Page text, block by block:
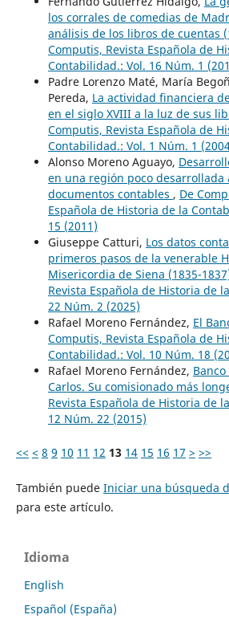
los corrales de comedias de
análisis de los libros de cuentas
Computis, Revista Española de
Contabilidad.: Vol. 16 Núm. 1
Padre Lorenzo Maté, María
Pereda, La actividad financiera
en el siglo XVIII a la luz de sus
Computis, Revista Española de
Contabilidad.: Vol. 1 Núm. 1
Alonso Moreno Aguayo,
en una región poco desarrollada
documentos contables , De
Española de Historia de la
15 (2011)
Giuseppe Catturi, Los datos
primeros pasos de la venerable
Misericordia de Siena (1835-
Revista Española de Historia de
22 Núm. 2 (2025)
Rafael Moreno Fernández, El
Computis, Revista Española de
Contabilidad.: Vol. 10 Núm. 18
Rafael Moreno Fernández,
Carlos. Su comisionado más
Revista Española de Historia de
12 Núm. 22 (2015)
<< < 8 9 10 11 12 13 14 15 16 17 > >>
También puede Iniciar una búsqueda
para este artículo.
Idioma
English
Español (España)